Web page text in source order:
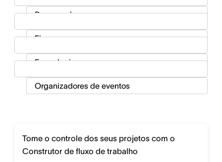
Tome o controle dos seus projetos com o
Construtor de fluxo de trabalho